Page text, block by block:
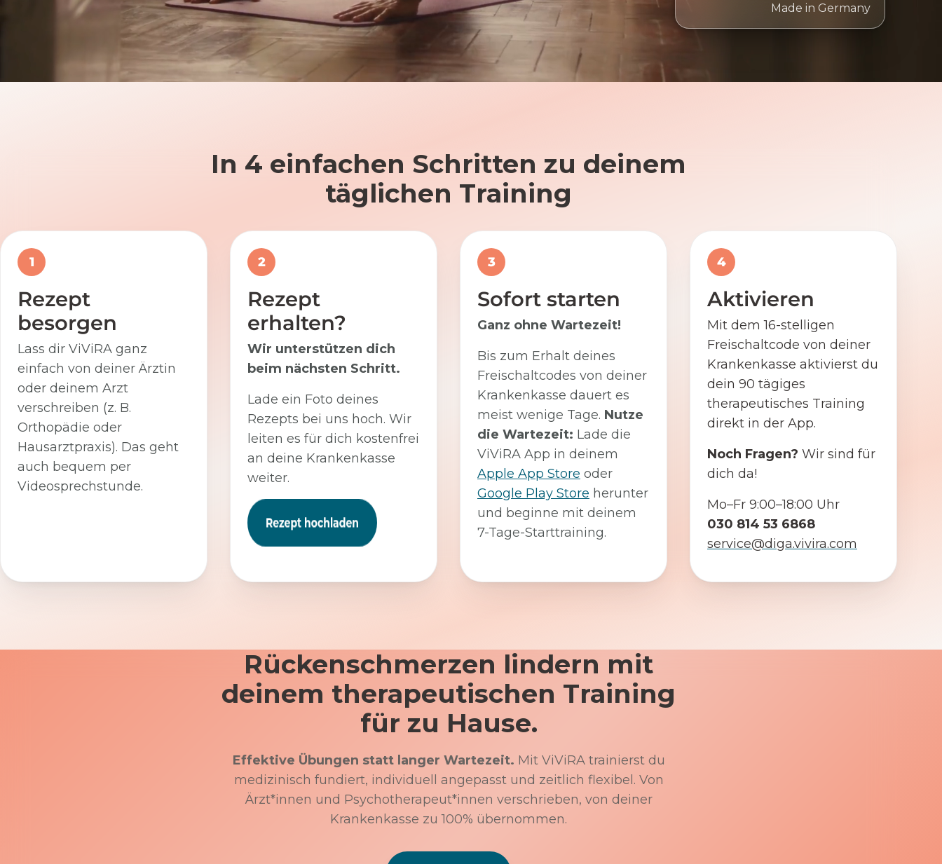
Made in Germany
In 4 einfachen Schritten zu deinem
täglichen Training
1
Rezept
besorgen
Lass dir ViViRA ganz
einfach von deiner Ärztin
oder deinem Arzt
verschreiben (z. B.
Orthopädie oder
Hausarztpraxis). Das geht
auch bequem per
Videosprechstunde.
2
Rezept
erhalten?
Wir unterstützen dich
beim nächsten Schritt.
Lade ein Foto deines
Rezepts bei uns hoch. Wir
leiten es für dich kostenfrei
an deine Krankenkasse
weiter.
3
Sofort starten
Ganz ohne Wartezeit!
Bis zum Erhalt deines
Freischaltcodes von deiner
Krankenkasse dauert es
meist wenige Tage. Nutze
die Wartezeit: Lade die
ViViRA App in deinem
Apple App Store oder
Google Play Store herunter
und beginne mit deinem
7-Tage-Starttraining.
4
Aktivieren
Mit dem 16-stelligen
Freischaltcode von deiner
Krankenkasse aktivierst du
dein 90 tägiges
therapeutisches Training
direkt in der App.
Noch Fragen? Wir sind für
dich da!
Mo–Fr 9:00–18:00 Uhr
030 814 53 6868
service@diga.vivira.com
Rückenschmerzen lindern mit
deinem therapeutischen Training
für zu Hause.
Effektive Übungen statt langer Wartezeit. Mit ViViRA trainierst du
medizinisch fundiert, individuell angepasst und zeitlich flexibel. Von
Ärzt*innen und Psychotherapeut*innen verschrieben, von deiner
Krankenkasse zu 100% übernommen.